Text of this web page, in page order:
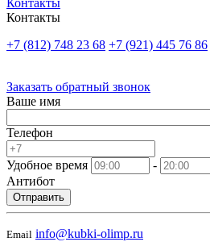
Контакты
Контакты
+7 (812) 748 23 68 +7 (921) 445 76 86
Заказать обратный звонок
Ваше имя
Телефон
Удобное время
-
Антибот
Отправить
Email info@kubki-olimp.ru